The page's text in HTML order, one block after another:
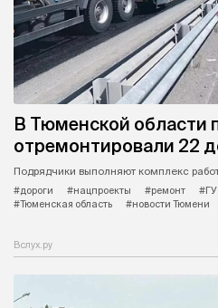
В Тюменской области
отремонтировали 22
Подрядчики выполняют комплекс
#дороги
#нацпроекты #ремонт
#Тюменская область
#новости Тюмени
Вслух.ру